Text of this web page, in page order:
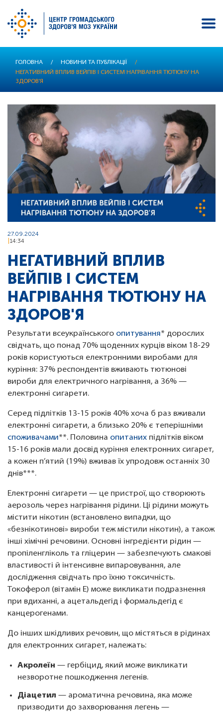
ГОЛОВНА / НОВИНИ ТА ПУБЛІКАЦІЇ
/
НЕГАТИВНИЙ ВПЛИВ ВЕЙПІВ І СИСТЕМ НАГРІВАННЯ ТЮТЮНУ НА
ЗДОРОВ'Я
27.09.2024
14:34
НЕГАТИВНИЙ ВПЛИВ
ВЕЙПІВ І СИСТЕМ
НАГРІВАННЯ ТЮТЮНУ НА
ЗДОРОВ'Я
Результати всеукраїнського опитування* дорослих
свідчать, що понад 70% щоденних курців віком 18-29
років користуються електронними виробами для
куріння: 37% респондентів вживають тютюнові
вироби для електричного нагрівання, а 36% —
електронні сигарети.
Серед підлітків 13-15 років 40% хоча б раз вживали
електронні сигарети, а близько 20% є теперішніми
споживачами**. Половина опитаних підлітків віком
15-16 років мали досвід куріння електронних сигарет,
а кожен п’ятий (19%) вживав їх упродовж останніх 30
днів***.
Електронні сигарети — це пристрої, що створюють
аерозоль через нагрівання рідини. Ці рідини можуть
містити нікотин (встановлено випадки, що
«безнікотинові» вироби теж містили нікотин), а також
інші хімічні речовини. Основні інгредієнти рідин —
пропіленгліколь та гліцерин — забезпечують смакові
властивості й інтенсивне випаровування, але
дослідження свідчать про їхню токсичність.
Токоферол (вітамін Е) може викликати подразнення
при вдиханні, а ацетальдегід і формальдегід є
канцерогенами.
До інших шкідливих речовин, що містяться в рідинах
для електронних сигарет, належать:
Акролеїн — гербіцид, який може викликати
незворотне пошкодження легенів.
Діацетил — ароматична речовина, яка може
призводити до захворювання легень —